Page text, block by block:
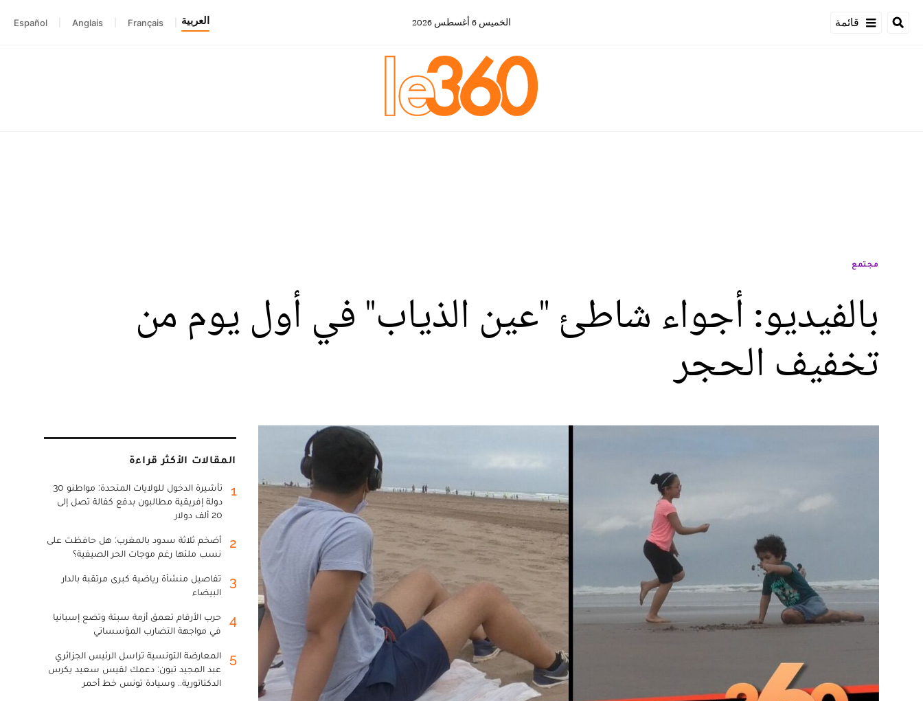
قائمة الخميس 6 أغسطس 2026 العربية Français
Anglais
Español
مجتمع
بالفيديو: أجواء شاطئ "عين الذياب" في أول يوم من
تخفيف الحجر
المقالات الأكثر قراءة
1
تأشيرة الدخول للولايات المتحدة: مواطنو 30
دولة إفريقية مطالبون بدفع كفالة تصل إلى
20 ألف دولار
2
أضخم ثلاثة سدود بالمغرب: هل حافظت على
نسب ملئها رغم موجات الحر الصيفية؟
3
تفاصيل منشأة رياضية كبرى مرتقبة بالدار
البيضاء
4
حرب الأرقام تعمق أزمة سبتة وتضع إسبانيا
في مواجهة التضارب المؤسساتي
5
المعارضة التونسية تراسل الرئيس الجزائري
عبد المجيد تبون: دعمك لقيس سعيد يكرس
الدكتاتورية.. وسيادة تونس خط أحمر